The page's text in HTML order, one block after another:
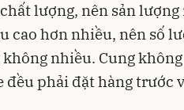
lượng, nên sản
cao hơn nhiều, nên số
nhiều. Cung
đều phải đặt hàng trước